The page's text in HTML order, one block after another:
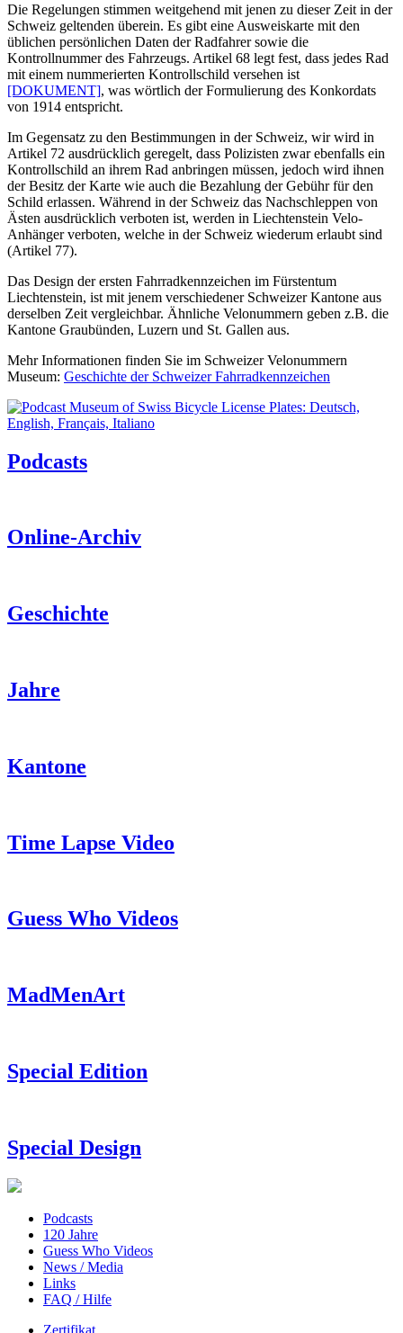
Die Regelungen stimmen weitgehend mit jenen zu dieser Zeit in der
Schweiz geltenden überein. Es gibt eine Ausweiskarte mit den
üblichen persönlichen Daten der Radfahrer sowie die
Kontrollnummer des Fahrzeugs. Artikel 68 legt fest, dass jedes Rad
mit einem nummerierten Kontrollschild versehen ist
[DOKUMENT], was wörtlich der Formulierung des Konkordats
von 1914 entspricht.
Im Gegensatz zu den Bestimmungen in der Schweiz, wir wird in
Artikel 72 ausdrücklich geregelt, dass Polizisten zwar ebenfalls ein
Kontrollschild an ihrem Rad anbringen müssen, jedoch wird ihnen
der Besitz der Karte wie auch die Bezahlung der Gebühr für den
Schild erlassen. Während in der Schweiz das Nachschleppen von
Ästen ausdrücklich verboten ist, werden in Liechtenstein Velo-
Anhänger verboten, welche in der Schweiz wiederum erlaubt sind
(Artikel 77).
Das Design der ersten Fahrradkennzeichen im Fürstentum
Liechtenstein, ist mit jenem verschiedener Schweizer Kantone aus
derselben Zeit vergleichbar. Ähnliche Velonummern geben z.B. die
Kantone Graubünden, Luzern und St. Gallen aus.
Mehr Informationen finden Sie im Schweizer Velonummern
Museum: Geschichte der Schweizer Fahrradkennzeichen
Podcasts
Online-Archiv
Geschichte
Jahre
Kantone
Time Lapse Video
Guess Who Videos
MadMenArt
Special Edition
Special Design
Podcasts
120 Jahre
Guess Who Videos
News / Media
Links
FAQ / Hilfe
Zertifikat